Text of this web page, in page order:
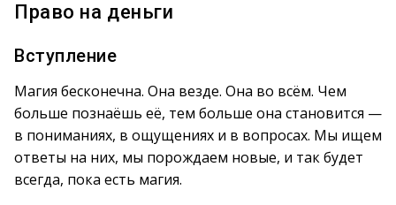
Право на деньги
Вступление
Магия бесконечна. Она везде. Она во всём. Чем
больше познаёшь её, тем больше она становится —
в пониманиях, в ощущениях и в вопросах. Мы ищем
ответы на них, мы порождаем новые, и так будет
всегда, пока есть магия.